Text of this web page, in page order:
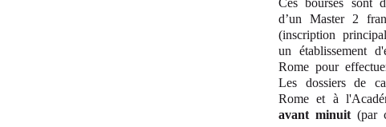
d’un Master 2
(inscription
un établissement
Rome pour
Les dossiers de
Rome et à
avant minuit (par